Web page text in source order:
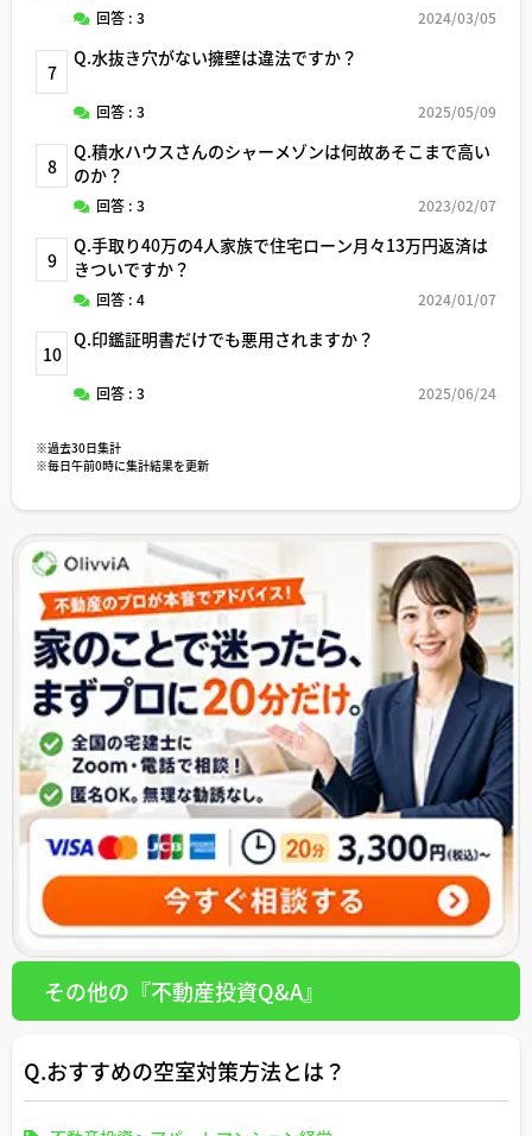
回答 : 3 2024/03/05
7
Q.水抜き穴がない擁壁は違法ですか？
回答 : 3 2025/05/09
8
Q.積水ハウスさんのシャーメゾンは何故あそこまで高い
のか？
回答 : 3 2023/02/07
9
Q.手取り40万の4人家族で住宅ローン月々13万円返済は
きついですか？
回答 : 4 2024/01/07
10
Q.印鑑証明書だけでも悪用されますか？
回答 : 3 2025/06/24
※過去30日集計
※毎日午前0時に集計結果を更新
その他の『不動産投資Q&A』
Q.おすすめの空室対策方法とは？